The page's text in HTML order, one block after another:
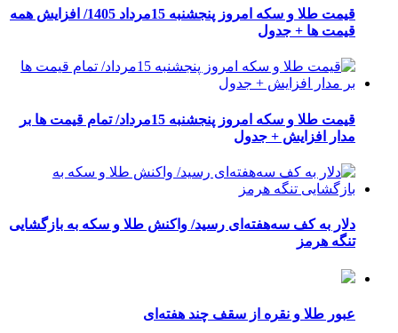
قیمت طلا و سکه امروز پنجشنبه 15مرداد 1405/ افزایش همه
قیمت ها + جدول
قیمت طلا و سکه امروز پنجشنبه 15مرداد/ تمام قیمت ها بر
مدار افزایش + جدول
دلار به کف سه‌هفته‌ای رسید/ واکنش طلا و سکه به بازگشایی
تنگه هرمز
عبور طلا و نقره از سقف چند هفته‌ای